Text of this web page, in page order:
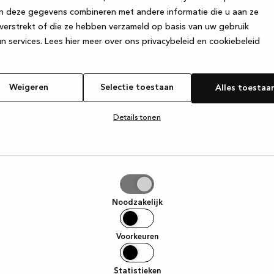
deze gegevens combineren met andere informatie die u aan ze
of die ze hebben verzameld op basis van uw gebruik
services. Lees hier meer over ons privacybeleid en cookiebeleid
Weigeren Selectie toestaan Alles
Details tonen
Noodzakelijk
Voorkeuren
Statistieken
has occurred while loadingwww.kvik.be (see the